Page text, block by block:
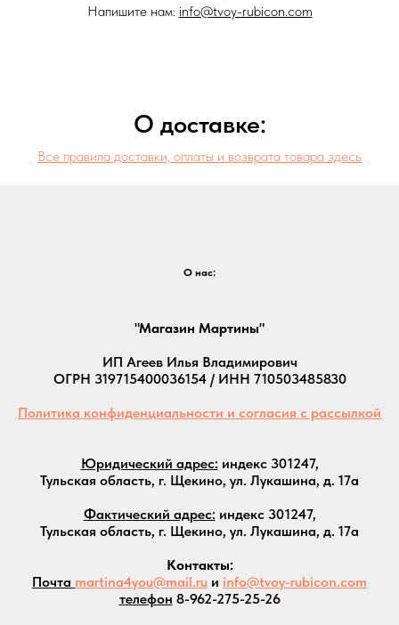
Напишите нам: info@tvoy-rubicon.com
О доставке:
Все правила доставки, оплаты и возврата товара здесь
О нас:
"Магазин Мартины"
ИП Агеев Илья Владимирович
ОГРН 319715400036154 / ИНН 710503485830
Политика конфиденциальности и согласия с рассылкой
Юридический адрес: индекс 301247,
Тульская область, г. Щекино, ул. Лукашина, д. 17а
Фактический адрес: индекс 301247,
Тульская область, г. Щекино, ул. Лукашина, д. 17а
Контакты:
Почта martina4you@mail.ru и info@tvoy-rubicon.com
телефон 8-962-275-25-26